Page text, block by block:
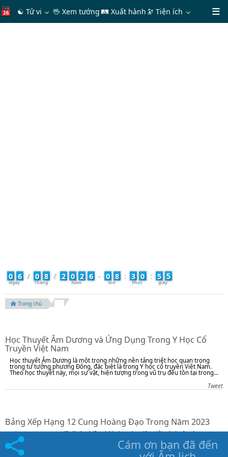
☯ Tử vi 🖖 Xem tướng 🛤 Xuất hành 🔭Tiện ích
0 6 / 0 8 / 2 0 2 6 - 0 8 : 3 0 : 5 5
Trang chủ
Học Thuyết Âm Dương và Ứng Dụng Trong Y Học Cổ
Truyền Việt Nam
Học thuyết Âm Dương là một trong những nền tảng triết học quan trọng
trong tư tưởng phương Đông, đặc biệt là trong Y học cổ truyền Việt Nam.
Theo học thuyết này, mọi sự vật, hiện tượng trong vũ trụ đều tồn tại trong...
Tweet
Bảng Xếp Hạng 12 Cung Hoàng Đạo Trong Năm 2023
Năm 2022, Bọ Cạp đã dành nhiều thời gian cho việc giải trí và yêu đương,
có lẽ vì thế mà năm 2023, Bọ Cạp sẽ chăm chú làm việc hơn, bạn sẽ đạt kết
quả khá tốt và có cơ hội trở thành một người quản lý giỏi.
Cám ơn bạn đã đến với